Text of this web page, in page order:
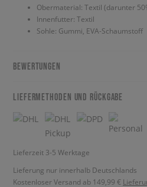
Obermaterial: Textil (darunter
Innenfutter: Textil
Sohle: Gummi, EVA-Schaumstoff
BEWERTUNGEN
LIEFERMETHODEN UND RÜCKGABE
Lieferzeit 3-5 Werktage
Lieferung nur innerhalb Deutschlands
Kostenloser Versand ab 149,99 €